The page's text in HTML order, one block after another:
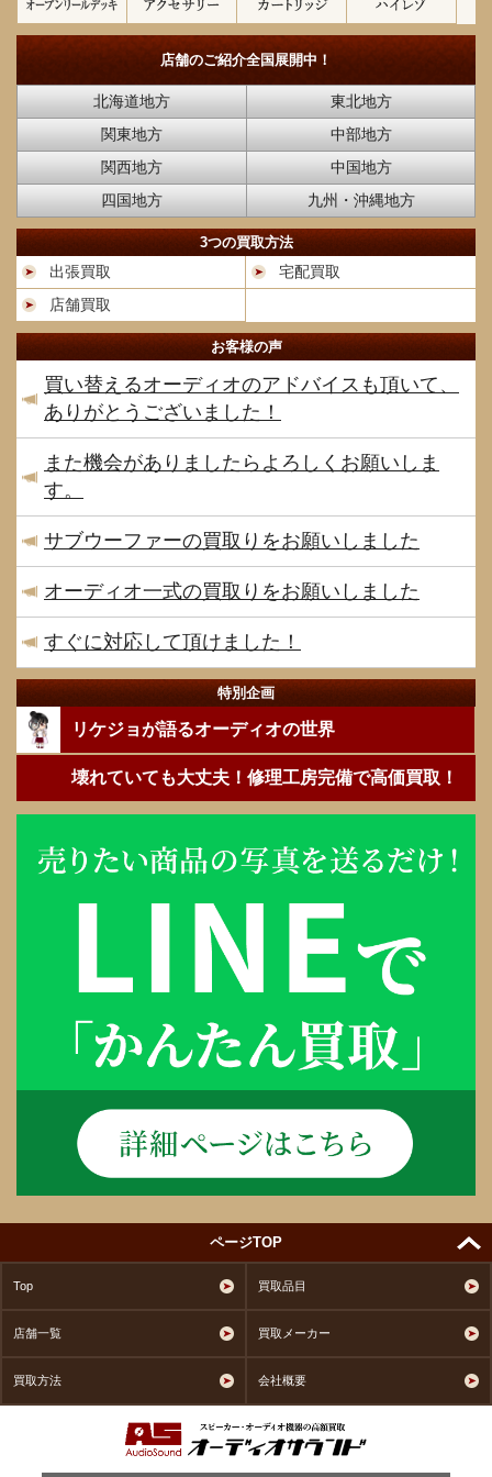
店舗のご紹介全国展開中！
北海道地方
東北地方
関東地方
中部地方
関西地方
中国地方
四国地方
九州・沖縄地方
3つの買取方法
出張買取
宅配買取
店舗買取
お客様の声
買い替えるオーディオのアドバイスも頂いて、
ありがとうございました！
また機会がありましたらよろしくお願いしま
す。
サブウーファーの買取りをお願いしました
オーディオ一式の買取りをお願いしました
すぐに対応して頂けました！
特別企画
リケジョが語るオーディオの世界
壊れていても大丈夫！修理工房完備で高価買取！
ページTOP
Top 買取品目
店舗一覧 買取メーカー
買取方法 会社概要